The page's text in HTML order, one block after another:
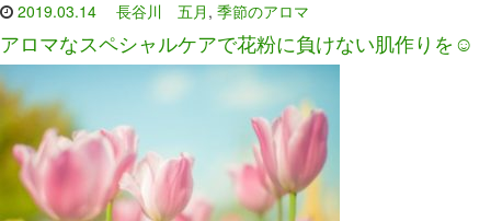
2019.03.14 長谷川 五月 , 季節のアロマ
アロマなスペシャルケアで花粉に負けない肌作りを☺